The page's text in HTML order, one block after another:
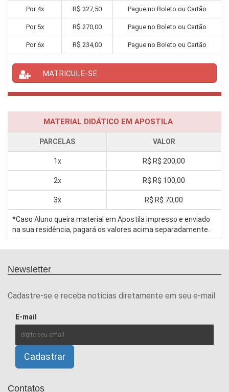
Por4x R$ 327,50 Pague no Boleto ou Cartão
Por 5x R$ 270,00 Pague no Boleto ou Cartão
Por6x R$ 234,00 Pague no Boleto ou Cartão
MATRICULE-SE
MATERIAL DIDÁTICO EM APOSTILA
PARCELAS VALOR
1x R$ R$ 200,00
2x R$ R$ 100,00
3x R$ R$ 70,00
*Caso Aluno queira material em Apostila impresso e enviado
na sua residência, pagará os valores acima separadamente.
Newsletter
Cadastre-se e receba notícias diretamente em seu e-mail
E-mail
Contatos